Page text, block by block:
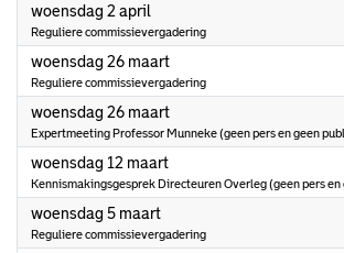
woensdag 2 april
Reguliere commissievergadering
woensdag 26 maart2025
Reguliere commissievergadering
woensdag 26 maart2025
Expertmeeting Professor Munneke (geen pers en geen
woensdag 12 maart2025
Kennismakingsgesprek Directeuren Overleg (geen pers en
woensdag 5 maart2025
Reguliere commissievergadering